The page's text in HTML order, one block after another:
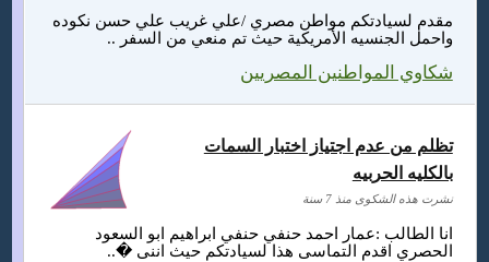
مقدم لسيادتكم مواطن مصري /علي غريب علي حسن نكوده
واحمل الجنسيه الأمريكية حيث تم منعي من السفر ..
شكاوي المواطنين المصريين
انا الطالب :عمار احمد حنفي حنفي ابراهيم ابو السعود
الحصري اقدم التماسى هذا لسيادتكم حيث اننى �..
تظلم من عدم اجتياز اختبار السمات
بالكليه الحربيه
نشرت هذه الشكوى منذ 7 سنة